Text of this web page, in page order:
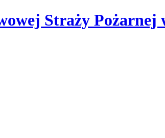
Straży Pożarnej